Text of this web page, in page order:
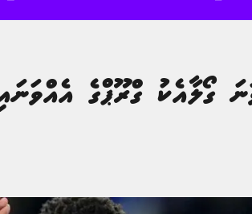
400 ވަނަ ގޯލާއެކު